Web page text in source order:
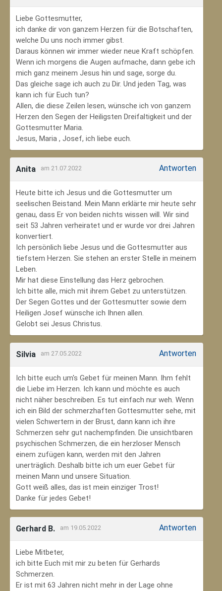
Liebe Gottesmutter,
ich danke dir von ganzem Herzen für die Botschaften,
welche Du uns noch immer gibst.
Daraus können wir immer wieder neue Kraft schöpfen.
Wenn ich morgens die Augen aufmache, dann gebe ich
mich ganz meinem Jesus hin und sage, sorge du.
Das gleiche sage ich auch zu Dir. Und jeden Tag, was
kann ich für Euch tun?
Allen, die diese Zeilen lesen, wünsche ich von ganzem
Herzen den Segen der Heiligsten Dreifaltigkeit und der
Gottesmutter Maria.
Jesus, Maria , Josef, ich liebe euch.
Anita am 21.07.2022 Antworten
Heute bitte ich Jesus und die Gottesmutter um
seelischen Beistand. Mein Mann erklärte mir heute sehr
genau, dass Er von beiden nichts wissen will. Wir sind
seit 53 Jahren verheiratet und er wurde vor drei Jahren
konvertiert.
Ich persönlich liebe Jesus und die Gottesmutter aus
tiefstem Herzen. Sie stehen an erster Stelle in meinem
Leben.
Mir hat diese Einstellung das Herz gebrochen.
Ich bitte alle, mich mit ihrem Gebet zu unterstützen.
Der Segen Gottes und der Gottesmutter sowie dem
Heiligen Josef wünsche ich Ihnen allen.
Gelobt sei Jesus Christus.
Silvia am 27.05.2022 Antworten
Ich bitte euch um's Gebet für meinen Mann. Ihm fehlt
die Liebe im Herzen. Ich kann und möchte es auch
nicht näher beschreiben. Es tut einfach nur weh. Wenn
ich ein Bild der schmerzhaften Gottesmutter sehe, mit
vielen Schwertern in der Brust, dann kann ich ihre
Schmerzen sehr gut nachempfinden. Die unsichtbaren
psychischen Schmerzen, die ein herzloser Mensch
einem zufügen kann, werden mit den Jahren
unerträglich. Deshalb bitte ich um euer Gebet für
meinen Mann und unsere Situation.
Gott weiß alles, das ist mein einziger Trost!
Danke für jedes Gebet!
Gerhard B. am 19.05.2022 Antworten
Liebe Mitbeter,
ich bitte Euch mit mir zu beten für Gerhards
Schmerzen.
Er ist mit 63 Jahren nicht mehr in der Lage ohne